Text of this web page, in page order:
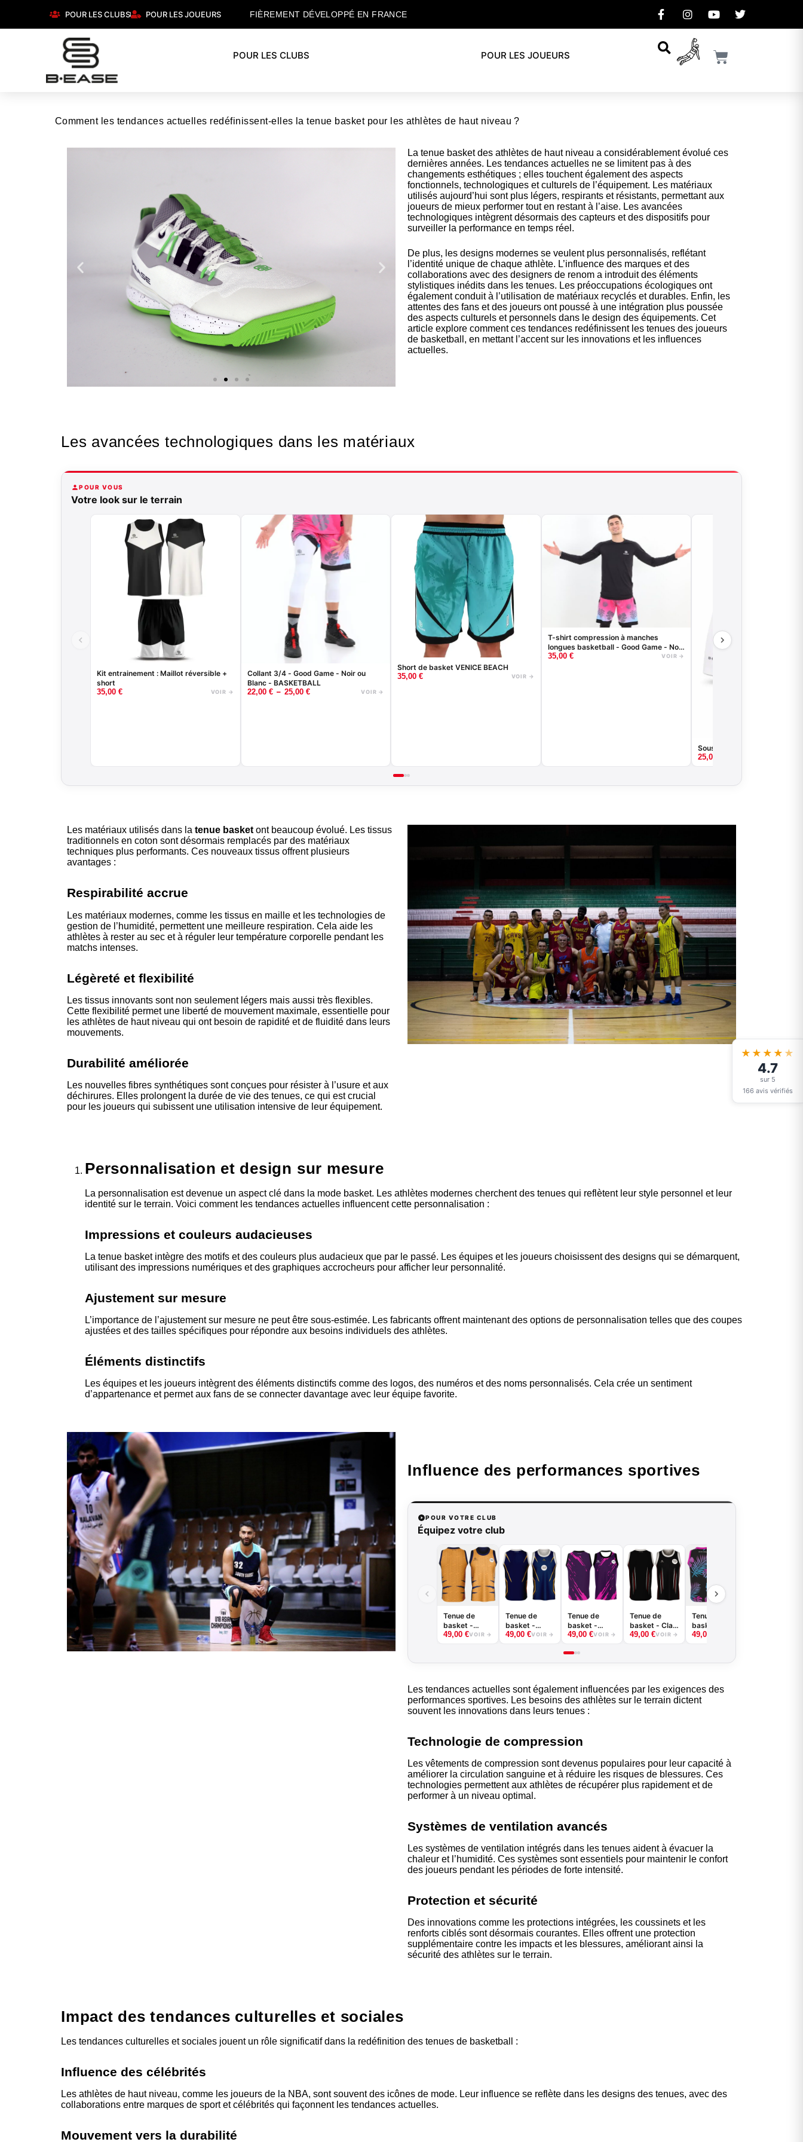
POUR LES CLUBS POUR LES JOUEURS FIÈREMENT DÉVELOPPÉ EN FRANCE
POUR LES CLUBS POUR LES JOUEURS
Comment les tendances actuelles redéfinissent-elles la tenue basket pour les athlètes de haut niveau ?
chaussures
prix accessible.
Cliquez ici
La tenue basket des athlètes de haut niveau a considérablement évolué ces
dernières années. Les tendances actuelles ne se limitent pas à des
changements esthétiques ; elles touchent également des aspects
fonctionnels, technologiques et culturels de l’équipement. Les matériaux
utilisés aujourd’hui sont plus légers, respirants et résistants, permettant aux
joueurs de mieux performer tout en restant à l’aise. Les avancées
technologiques intègrent désormais des capteurs et des dispositifs pour
surveiller la performance en temps réel.
De plus, les designs modernes se veulent plus personnalisés, reflétant
l’identité unique de chaque athlète. L’influence des marques et des
collaborations avec des designers de renom a introduit des éléments
stylistiques inédits dans les tenues. Les préoccupations écologiques ont
également conduit à l’utilisation de matériaux recyclés et durables. Enfin, les
attentes des fans et des joueurs ont poussé à une intégration plus poussée
des aspects culturels et personnels dans le design des équipements. Cet
article explore comment ces tendances redéfinissent les tenues des joueurs
de basketball, en mettant l’accent sur les innovations et les influences
actuelles.
Les avancées technologiques dans les matériaux
POUR VOUS
Votre look sur le terrain
Kit entrainement : Maillot réversible +
short
35,00 € VOIR →
Collant 3/4 - Good Game - Noir ou
Blanc - BASKETBALL
22,00 € – 25,00 € VOIR →
Short de basket VENICE BEACH
35,00 € VOIR →
T-shirt compression à manches
longues basketball - Good Game - Noir
ou Blanc
35,00 € VOIR →
Sous-short de compression
25,00
Les matériaux utilisés dans la tenue basket ont beaucoup évolué. Les tissus
traditionnels en coton sont désormais remplacés par des matériaux
techniques plus performants. Ces nouveaux tissus offrent plusieurs
avantages :
Respirabilité accrue
Les matériaux modernes, comme les tissus en maille et les technologies de
gestion de l’humidité, permettent une meilleure respiration. Cela aide les
athlètes à rester au sec et à réguler leur température corporelle pendant les
matchs intenses.
Légèreté et flexibilité
Les tissus innovants sont non seulement légers mais aussi très flexibles.
Cette flexibilité permet une liberté de mouvement maximale, essentielle pour
les athlètes de haut niveau qui ont besoin de rapidité et de fluidité dans leurs
mouvements.
Durabilité améliorée
Les nouvelles fibres synthétiques sont conçues pour résister à l’usure et aux
déchirures. Elles prolongent la durée de vie des tenues, ce qui est crucial
pour les joueurs qui subissent une utilisation intensive de leur équipement.
Personnalisation et design sur mesure
La personnalisation est devenue un aspect clé dans la mode basket. Les athlètes modernes cherchent des tenues qui reflètent leur style personnel et leur
identité sur le terrain. Voici comment les tendances actuelles influencent cette personnalisation :
Impressions et couleurs audacieuses
La tenue basket intègre des motifs et des couleurs plus audacieux que par le passé. Les équipes et les joueurs choisissent des designs qui se démarquent,
utilisant des impressions numériques et des graphiques accrocheurs pour afficher leur personnalité.
Ajustement sur mesure
L’importance de l’ajustement sur mesure ne peut être sous-estimée. Les fabricants offrent maintenant des options de personnalisation telles que des coupes
ajustées et des tailles spécifiques pour répondre aux besoins individuels des athlètes.
Éléments distinctifs
Les équipes et les joueurs intègrent des éléments distinctifs comme des logos, des numéros et des noms personnalisés. Cela crée un sentiment
d’appartenance et permet aux fans de se connecter davantage avec leur équipe favorite.
Influence des performances sportives
POUR VOTRE CLUB
Équipez votre club
Tenue de
basket -
Griffe -
49,00 €VOIR →
Tenue de
basket -
Tiger -
49,00 €VOIR →
Tenue de
basket -
Splash -
49,00 €VOIR →
Tenue de
basket - Claw
- B.EASE
49,00 €VOIR →
Tenue de
basket - Vice
- B.EASE
49,00
Les tendances actuelles sont également influencées par les exigences des
performances sportives. Les besoins des athlètes sur le terrain dictent
souvent les innovations dans leurs tenues :
Technologie de compression
Les vêtements de compression sont devenus populaires pour leur capacité à
améliorer la circulation sanguine et à réduire les risques de blessures. Ces
technologies permettent aux athlètes de récupérer plus rapidement et de
performer à un niveau optimal.
Systèmes de ventilation avancés
Les systèmes de ventilation intégrés dans les tenues aident à évacuer la
chaleur et l’humidité. Ces systèmes sont essentiels pour maintenir le confort
des joueurs pendant les périodes de forte intensité.
Protection et sécurité
Des innovations comme les protections intégrées, les coussinets et les
renforts ciblés sont désormais courantes. Elles offrent une protection
supplémentaire contre les impacts et les blessures, améliorant ainsi la
sécurité des athlètes sur le terrain.
Impact des tendances culturelles et sociales
Les tendances culturelles et sociales jouent un rôle significatif dans la redéfinition des tenues de basketball :
Influence des célébrités
Les athlètes de haut niveau, comme les joueurs de la NBA, sont souvent des icônes de mode. Leur influence se reflète dans les designs des tenues, avec des
collaborations entre marques de sport et célébrités qui façonnent les tendances actuelles.
Mouvement vers la durabilité
★★★★ ★
4.7
sur 5
166 avis vérifiés